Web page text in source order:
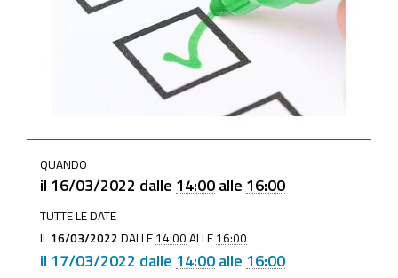
imprese/attivita-
regolamentate/news/esami-
mediatori-
sessione-
marzo-
QUANDO
il 16/03/2022 dalle 14:00 alle 16:00
TUTTE LE DATE
IL 16/03/2022 DALLE 14:00 ALLE 16:00
il 17/03/2022 dalle 14:00 alle 16:00